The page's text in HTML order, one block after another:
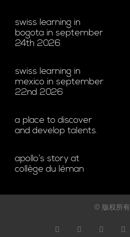
swiss learning in
bogota in september
24th 2026
swiss learning in
mexico in september
22nd 2026
a place to discover
and develop talents.
apollo’s story at
collège du léman
© 版权所有